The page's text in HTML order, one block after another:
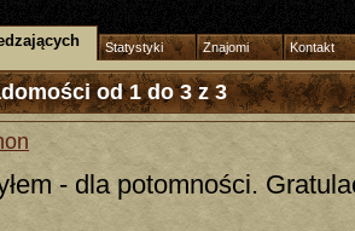
Statystyki Znajomi Kontakt
od 1 do3z3
- dla potomności.